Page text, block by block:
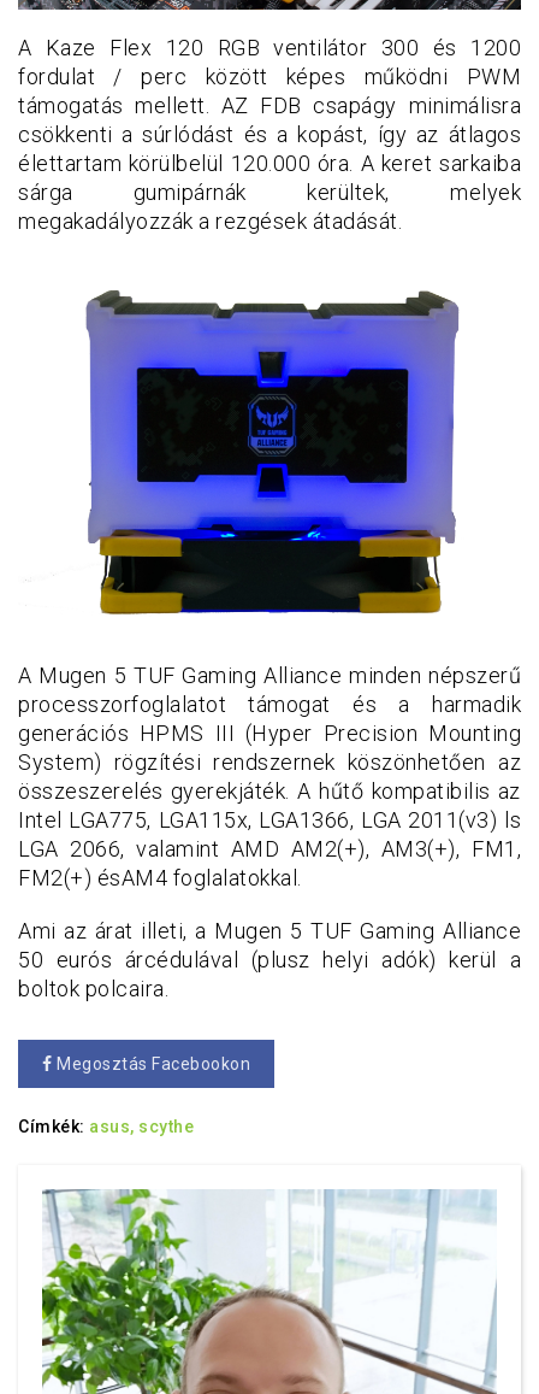
A Kaze Flex 120 RGB ventilátor 300 és 1200
fordulat / perc között képes működni PWM
támogatás mellett. AZ FDB csapágy minimálisra
csökkenti a súrlódást és a kopást, így az átlagos
élettartam körülbelül 120.000 óra. A keret sarkaiba
sárga gumipárnák kerültek, melyek
megakadályozzák a rezgések átadását.
A Mugen 5 TUF Gaming Alliance minden népszerű
processzorfoglalatot támogat és a harmadik
generációs HPMS III (Hyper Precision Mounting
System) rögzítési rendszernek köszönhetően az
összeszerelés gyerekjáték. A hűtő kompatibilis az
Intel LGA775, LGA115x, LGA1366, LGA 2011(v3) ls
LGA 2066, valamint AMD AM2(+), AM3(+), FM1,
FM2(+) ésAM4 foglalatokkal.
Ami az árat illeti, a Mugen 5 TUF Gaming Alliance
50 eurós árcédulával (plusz helyi adók) kerül a
boltok polcaira.
Megosztás Facebookon
Címkék: asus, scythe